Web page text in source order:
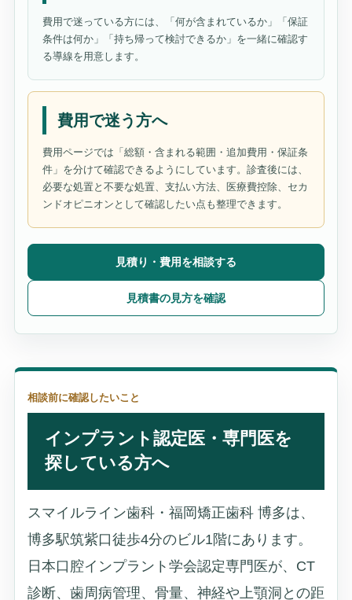
費用で迷っている方には、「何が含まれているか」「保証
条件は何か」「持ち帰って検討できるか」を一緒に確認す
る導線を用意します。
費用で迷う方へ
費用ページでは「総額・含まれる範囲・追加費用・保証条
件」を分けて確認できるようにしています。診査後には、
必要な処置と不要な処置、支払い方法、医療費控除、セカ
ンドオピニオンとして確認したい点も整理できます。
見積り・費用を相談する
見積書の見方を確認
相談前に確認したいこと
インプラント認定医・専門医を
探している方へ
スマイルライン歯科・福岡矯正歯科 博多は、
博多駅筑紫口徒歩4分のビル1階にあります。
日本口腔インプラント学会認定専門医が、CT
診断、歯周病管理、骨量、神経や上顎洞との距